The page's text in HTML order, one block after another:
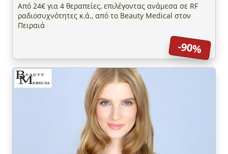
Από 24€ για 4 θεραπείες, επιλέγοντας ανάμεσα σε RF
ραδιοσυχνότητες κ.ά., από το Beauty Medical στον
Πειραιά
-90%